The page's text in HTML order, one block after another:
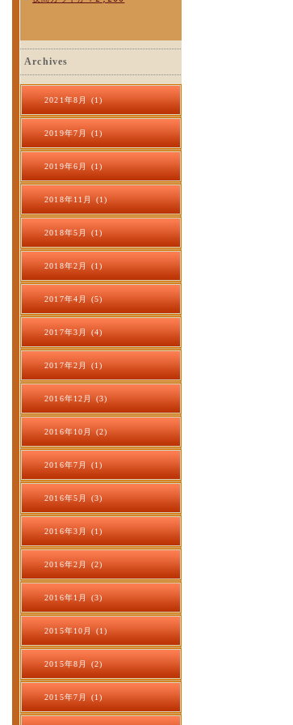
Archives
2021年8月 (1)
2019年7月 (1)
2019年6月 (1)
2018年11月 (1)
2018年5月 (1)
2018年2月 (1)
2017年4月 (5)
2017年3月 (4)
2017年2月 (1)
2016年12月 (3)
2016年10月 (2)
2016年7月 (1)
2016年5月 (3)
2016年3月 (1)
2016年2月 (2)
2016年1月 (3)
2015年10月 (1)
2015年8月 (2)
2015年7月 (1)